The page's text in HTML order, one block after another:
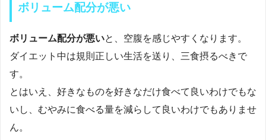
ボリューム配分が悪い
ボリューム配分が悪いと、空腹を感じやすくなります。
ダイエット中は規則正しい生活を送り、三食摂るべきで
す。
とはいえ、好きなものを好きなだけ食べて良いわけでもな
いし、むやみに食べる量を減らして良いわけでもありませ
ん。